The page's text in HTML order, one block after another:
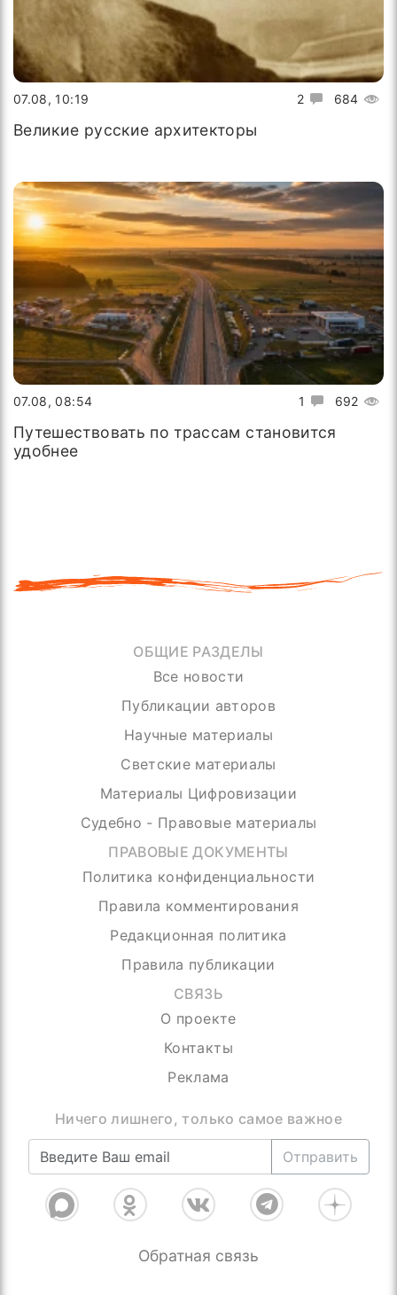
2 684
07.08, 10:19
Великие русские архитекторы
1 692
07.08, 08:54
Путешествовать по трассам становится
удобнее
ОБЩИЕ РАЗДЕЛЫ
Все новости
Публикации авторов
Научные материалы
Светские материалы
Материалы Цифровизации
Судебно - Правовые материалы
ПРАВОВЫЕ ДОКУМЕНТЫ
Политика конфиденциальности
Правила комментирования
Редакционная политика
Правила публикации
СВЯЗЬ
О проекте
Контакты
Реклама
Отправить
Обратная связь